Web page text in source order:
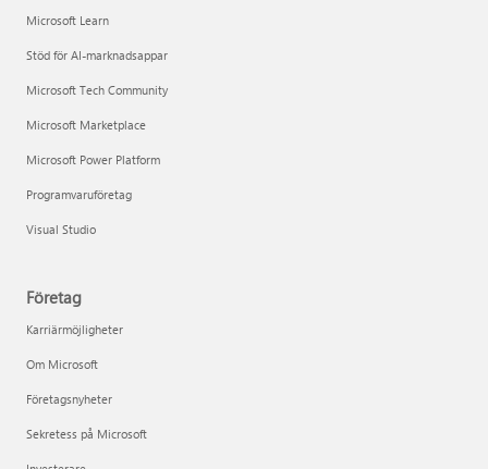
Microsoft Learn
Stöd för AI-marknadsappar
Microsoft Tech Community
Microsoft Marketplace
Microsoft Power Platform
Programvaruföretag
Visual Studio
Företag
Karriärmöjligheter
Om Microsoft
Företagsnyheter
Sekretess på Microsoft